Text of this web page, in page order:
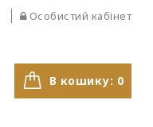
Особистий кабінет
В кошику: 0